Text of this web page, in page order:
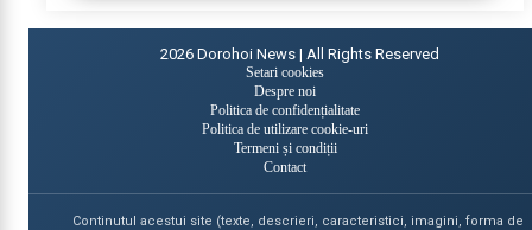
2026 Dorohoi News | All Rights Reserved
Setari cookies
Despre noi
Politica de confidențialitate
Politica de utilizare cookie-uri
Termeni și condiții
Contact
Continutul acestui site (texte, descrieri, caracteristici, imagini, forma de